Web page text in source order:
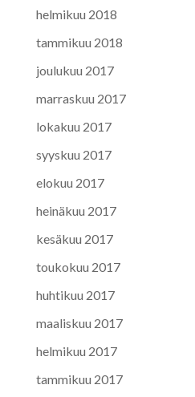
helmikuu 2018
tammikuu 2018
joulukuu 2017
marraskuu 2017
lokakuu 2017
syyskuu 2017
elokuu 2017
heinäkuu 2017
kesäkuu 2017
toukokuu 2017
huhtikuu 2017
maaliskuu 2017
helmikuu 2017
tammikuu 2017